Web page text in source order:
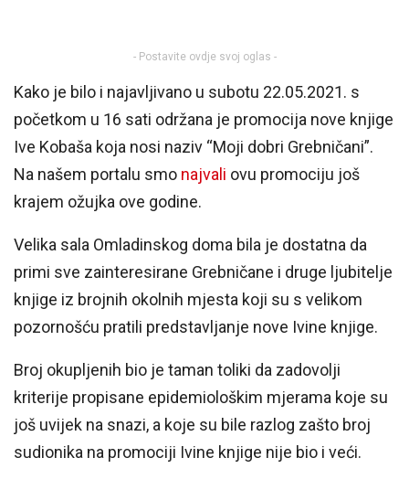
- Postavite ovdje svoj oglas -
Kako je bilo i najavljivano u subotu 22.05.2021. s
početkom u 16 sati održana je promocija nove knjige
Ive Kobaša koja nosi naziv “Moji dobri Grebničani”.
Na našem portalu smo najvali ovu promociju još
krajem ožujka ove godine.
Velika sala Omladinskog doma bila je dostatna da
primi sve zainteresirane Grebničane i druge ljubitelje
knjige iz brojnih okolnih mjesta koji su s velikom
pozornošću pratili predstavljanje nove Ivine knjige.
Broj okupljenih bio je taman toliki da zadovolji
kriterije propisane epidemiološkim mjerama koje su
još uvijek na snazi, a koje su bile razlog zašto broj
sudionika na promociji Ivine knjige nije bio i veći.